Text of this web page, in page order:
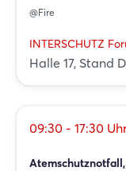
@Fire
INTERSCHUTZ
Halle 17, Stand
09:30 - 17:30